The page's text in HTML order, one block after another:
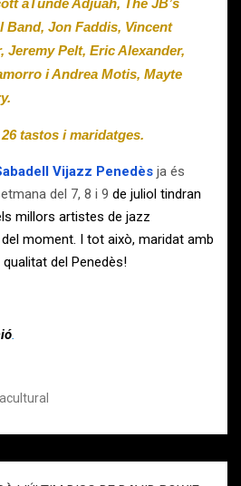
aTunde Adjuah, The JB’s
Jon Faddis, Vincent
Jeremy Pelt, Eric Alexander,
i Andrea Motis, Mayte
tastos i maridatges.
Vijazz Penedès ja és
del 7, 8 i 9 de juliol tindran
millors artistes de jazz
moment. I tot això, maridat amb
del Penedès!
.